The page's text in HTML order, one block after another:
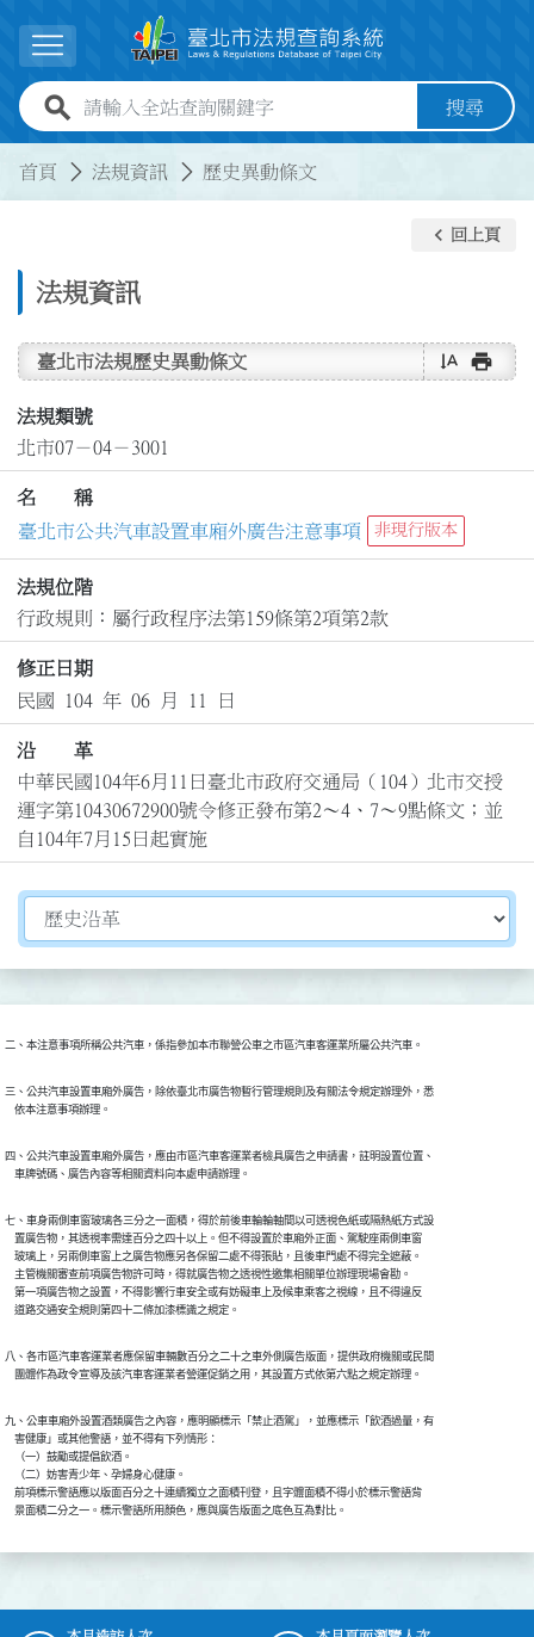
展開選單
全站查詢關鍵字欄位 搜尋
首頁 法規資訊 歷史異動條文
法規資訊
keyboard_arrow_left 回上頁
臺北市法規歷史異動條文 text_rotate_vertical print
法規類號
北市07－04－3001
名 稱
臺北市公共汽車設置車廂外廣告注意事項
非現行版本
法規位階
行政規則：屬行政程序法第159條第2項第2款
修正日期
民國 104 年 06 月 11 日
沿 革
中華民國104年6月11日臺北市政府交通局（104）北市交授
運字第10430672900號令修正發布第2～4、7～9點條文；並
自104年7月15日起實施
切換選擇法規資訊內容
二、本注意事項所稱公共汽車，係指參加本市聯營公車之市區汽車客運業所屬公共汽車。
三、公共汽車設置車廂外廣告，除依臺北市廣告物暫行管理規則及有關法令規定辦理外，悉
    依本注意事項辦理。
四、公共汽車設置車廂外廣告，應由市區汽車客運業者檢具廣告之申請書，註明設置位置、
    車牌號碼、廣告內容等相關資料向本處申請辦理。
七、車身兩側車窗玻璃各三分之一面積，得於前後車輪輪軸間以可透視色紙或隔熱紙方式設
    置廣告物，其透視率需達百分之四十以上。但不得設置於車廂外正面、駕駛座兩側車窗
    玻璃上，另兩側車窗上之廣告物應另各保留二處不得張貼，且後車門處不得完全遮蔽。
    主管機關審查前項廣告物許可時，得就廣告物之透視性邀集相關單位辦理現場會勘。
    第一項廣告物之設置，不得影響行車安全或有妨礙車上及候車乘客之視線，且不得違反
    道路交通安全規則第四十二條加漆標識之規定。
八、各市區汽車客運業者應保留車輛數百分之二十之車外側廣告版面，提供政府機關或民間
    團體作為政令宣導及該汽車客運業者營運促銷之用，其設置方式依第六點之規定辦理。
九、公車車廂外設置酒類廣告之內容，應明顯標示「禁止酒駕」，並應標示「飲酒過量，有
    害健康」或其他警語，並不得有下列情形：
    （一）鼓勵或提倡飲酒。
    （二）妨害青少年、孕婦身心健康。
    前項標示警語應以版面百分之十連續獨立之面積刊登，且字體面積不得小於標示警語背
    景面積二分之一。標示警語所用顏色，應與廣告版面之底色互為對比。